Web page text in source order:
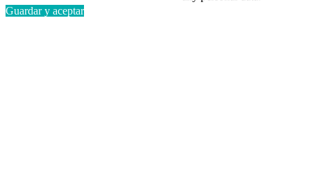
Guardar y aceptar